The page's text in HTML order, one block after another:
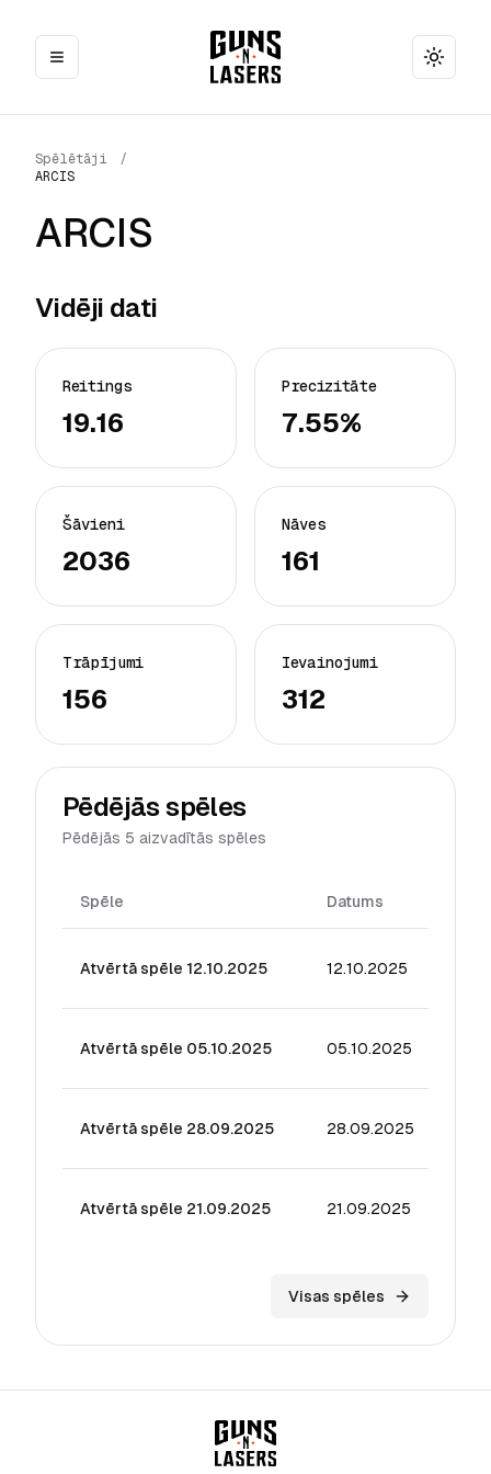
Toggle
Spēlētāji
/
ARCIS
ARCIS
Vidēji dati
Reitings
19.16
Precizitāte
7.55%
Šāvieni
2036
Nāves
161
Trāpījumi
156
Ievainojumi
312
Pēdējās spēles
Pēdējās 5 aizvadītās spēles
Spēle Datums
Atvērtā spēle 12.10.2025 12.10.2025
Atvērtā spēle 05.10.2025 05.10.2025
Atvērtā spēle 28.09.2025 28.09.2025
Atvērtā spēle 21.09.2025 21.09.2025
Visas spēles